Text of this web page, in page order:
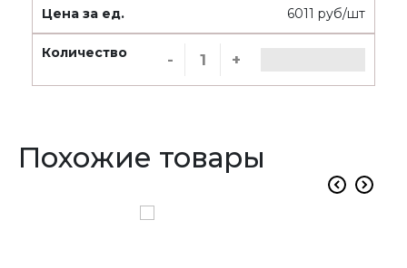
6011 руб/шт
- +
Похожие товары